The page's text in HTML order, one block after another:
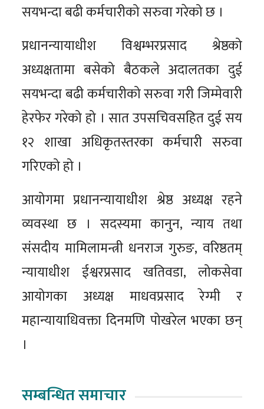
सयभन्दा बढी कर्मचारीको सरुवा गरेको छ ।
प्रधानन्यायाधीश विश्वम्भरप्रसाद श्रेष्ठको
अध्यक्षतामा बसेको बैठकले अदालतका दुई
सयभन्दा बढी कर्मचारीको सरुवा गरी जिम्मेवारी
हेरफेर गरेको हो । सात उपसचिवसहित दुई सय
१२ शाखा अधिकृतस्तरका कर्मचारी सरुवा
गरिएको हो ।
आयोगमा प्रधानन्यायाधीश श्रेष्ठ अध्यक्ष रहने
व्यवस्था छ । सदस्यमा कानुन, न्याय तथा
संसदीय मामिलामन्त्री धनराज गुरुङ, वरिष्ठतम्
न्यायाधीश ईश्वरप्रसाद खतिवडा, लोकसेवा
आयोगका अध्यक्ष माधवप्रसाद रेग्मी र
महान्यायाधिवक्ता दिनमणि पोखरेल भएका छन्
।
सम्बन्धित समाचार